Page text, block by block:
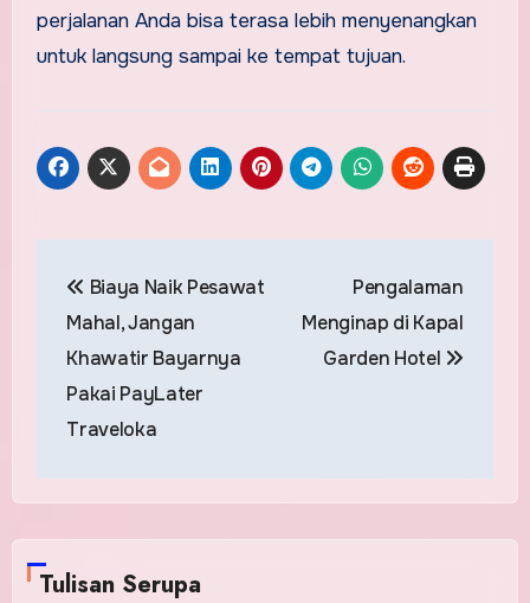
perjalanan Anda bisa terasa lebih menyenangkan
untuk langsung sampai ke tempat tujuan.
navigation
Biaya Naik Pesawat
Mahal, Jangan
Khawatir Bayarnya
Pakai PayLater
Traveloka
Pengalaman
Menginap di Kapal
Garden Hotel
Tulisan Serupa